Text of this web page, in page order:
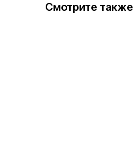
Смотрите также